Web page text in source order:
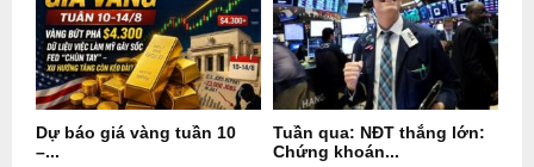
Dự báo giá vàng tuần 10
–...
Tuần qua: NĐT thắng lớn:
Chứng khoán...